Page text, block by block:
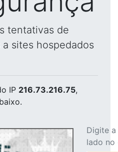
tentativas de
sites hospedados
IP 216.73.216.75,
Digite
lado no